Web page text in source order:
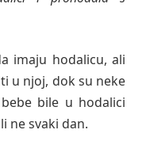
imaju hodalicu, ali
u njoj, dok su neke
bile u hodalici
ne svaki dan.